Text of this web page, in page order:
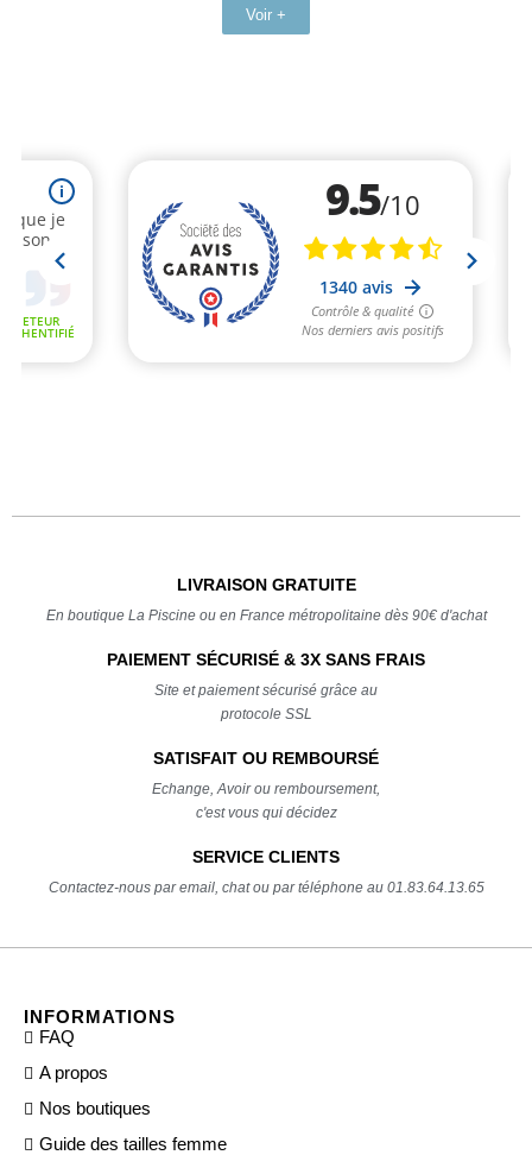
Voir +
LIVRAISON GRATUITE
En boutique La Piscine ou en France métropolitaine dès 90€ d'achat
PAIEMENT SÉCURISÉ & 3X SANS FRAIS
Site et paiement sécurisé grâce au
protocole SSL
SATISFAIT OU REMBOURSÉ
Echange, Avoir ou remboursement,
c'est vous qui décidez
SERVICE CLIENTS
Contactez-nous par email, chat ou par téléphone au 01.83.64.13.65
INFORMATIONS
FAQ
A propos
Nos boutiques
Guide des tailles femme